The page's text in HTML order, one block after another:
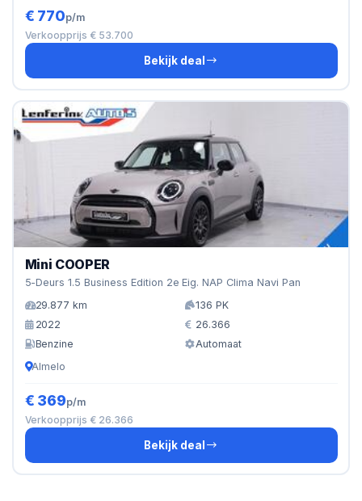
€ 770p/m
Verkoopprijs € 53.700
Bekijk deal
Mini COOPER
5-Deurs 1.5 Business Edition 2e Eig. NAP Clima Navi Pan
29.877 km
136 PK
2022
26.366
Benzine
Automaat
Almelo
€ 369p/m
Verkoopprijs € 26.366
Bekijk deal